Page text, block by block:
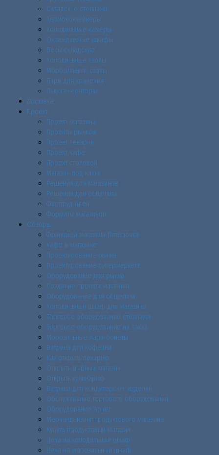
Складские стеллажи
Термоконтейнеры
Холодильные камеры
Охлаждаемые шкафы
Весы складские
Холодильные столы
Морозильные столы
Лари для хранения
Льдогенераторы
Доставка
Проект
Проект магазина
Проекты рынков
Проект пекарни
Проект кафе
Проект столовой
Магазин под ключ
Решения для магазинов
Решения для общепита
Фастфуд идеи
Форматы магазинов
Обзоры
Франшиза магазина Пятёрочка
Кафе в магазине
Проектирование рынка
Проектирование супермаркета
Оборудование для рынка
Создание проекта магазина
Оборудование для общепита
Холодильный шкаф для магазина
Торговое оборудование стеллажи
Торговое оборудование на заказ
Морозильные лари-бонеты
Витрина для кофейни
Как открыть пекарню
Открыть рыбный магазин
Открыть кулинарию
Витрина для кондитерских изделий
Обслуживание торгового оборудования
Оборудование Арнег
Мерчандайзинг продуктового магазина
Купить продуктовый магазин
Цена на холодильный шкаф
Цена на морозильный шкаф